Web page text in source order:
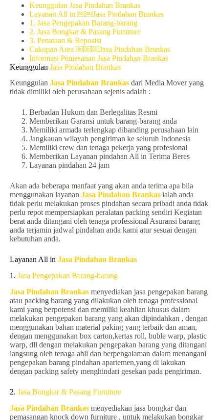
Keunggulan Jasa Pindahan Brankas
Layanan All in ￼￼Jasa Pindahan Brankas
1. Jasa Pengepakan Barang-barang
2. Jasa Bongkar & Pasang Furniture
3. Penataan & Reposisi
Cakupan Area ￼￼￼Jasa Pindahan Brankas
Informasi Pemesanan Jasa Pindahan Brankas
Keunggulan Jasa Pindahan Brankas
Keunggulan Jasa Pindahan Brankas dari Media Mover yang
tidak dimiliki oleh perusahaan sejenis adalah :
Berbadan Hukum dan Berlegalitas Resmi
Memberikan Garansi untuk barang-barang anda
Memiliki armada terlengkap dibanding perusahaan lain
Jangkauan wilayah pengiriman ke seluruh Indonesia
Memiliki crew dan tenaga pekerja yang profesional
Memberikan Layanan pindahan All in Terima Beres
Layanan pindahan 24 jam
Akan ada beberapa manfaat yang akan anda terima apa bila
menggunakan layanan Jasa Pindahan Brankas ialah anda
tidak perlu melakukan proses pindahan secara pribadi anda tidak
perlu repot mempersiapkan peralatan packing sendiri Kegiatan
berat anda ditangani oleh tenaga professional Asuransi barang
anda terjamin jadwal pindahan anda kami atur sesuai dengan
kebutuhan anda.
Layanan All in Jasa Pindahan Brankas
1. Jasa Pengepakan Barang-barang
Jasa Pindahan Brankas menyediakan jasa pengepakan barang
atau packing barang yang dilakukan oleh tenaga professional
kami yang berpotensi dan memiliki keahlian khusus dalam
melakukan pengepakan barang yang akan dipindahkan , dengan
menggunakan bahan material paking yang terbaik dan aman,
dengan menggunakan box carton,kertas roll, buble warp, plastic
warp, dll dengan melakukan pengepakan barang yang ditangani
langsung oleh tenaga ahli dan berpengalaman dalam menangani
pengepakan barang pindahan apartemen,yang di lakukan
dengan packing safety menghindari gesekan pada pengiriman.
2. Jasa Bongkar & Pasang Furniture
Jasa Pindahan Brankas menyediakan jasa bongkar dan
pemasangan knock down furniture , untuk melakukan bongkar